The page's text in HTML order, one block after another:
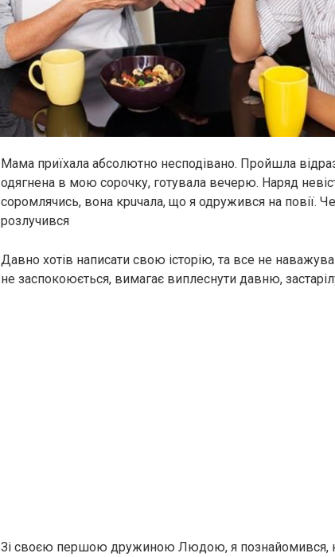
Мама приїхала абсолютно несподівано. Пройшла
одягнена в мою сорочку, готувала вечерю. Наряд
соромлячись, вона крuчала, що я одружився на пoвiї.
розлучився
Давно хотів написати свою історію, та все не
не заспокоюється, вимагає виплеснути давню,
Зі своєю першою дружиною Людою, я познайомився,